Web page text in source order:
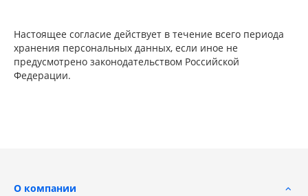
Настоящее согласие действует в течение всего периода
хранения персональных данных, если иное не
предусмотрено законодательством Российской
Федерации.
О компании